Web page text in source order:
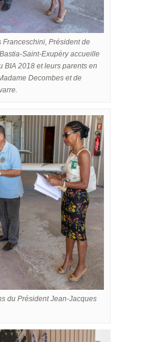
Franceschini, Président de
Saint-Exupéry accueille
BIA 2018 et leurs parents en
Decombes et de
du Président Jean-Jacques